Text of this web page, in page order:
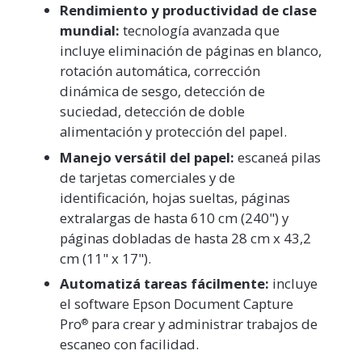
Rendimiento y productividad de clase
mundial: tecnología avanzada que
incluye eliminación de páginas en blanco,
rotación automática, corrección
dinámica de sesgo, detección de
suciedad, detección de doble
alimentación y protección del papel.
Manejo versátil del papel: escaneá pilas
de tarjetas comerciales y de
identificación, hojas sueltas, páginas
extralargas de hasta 610 cm (240") y
páginas dobladas de hasta 28 cm x 43,2
cm (11" x 17").
Automatizá tareas fácilmente: incluye
el software Epson Document Capture
Pro® para crear y administrar trabajos de
escaneo con facilidad.